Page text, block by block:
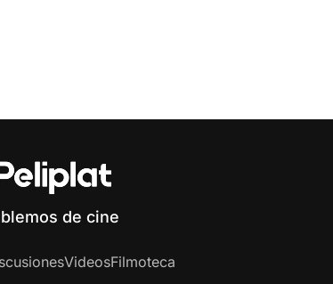
de cine
VideosFilmoteca